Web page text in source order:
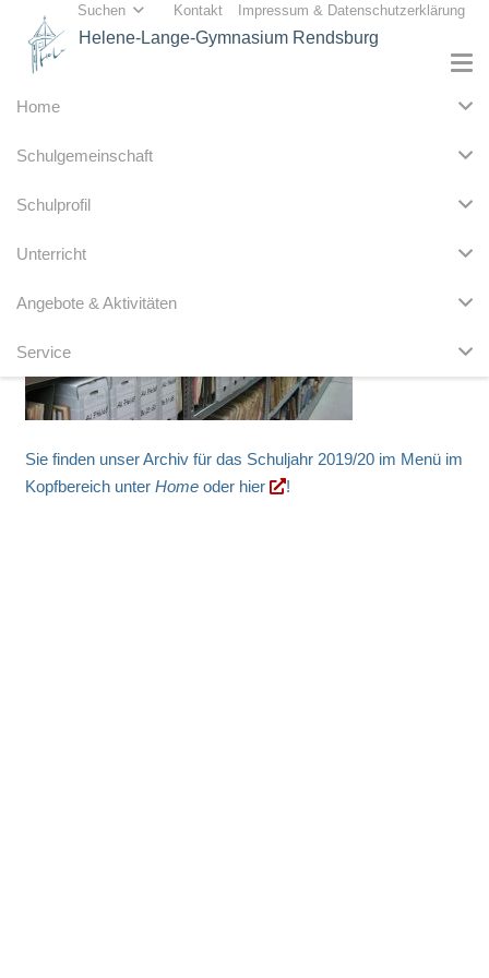
Suchen Kontakt Impressum & Datenschutzerklärung
Helene-Lange-Gymnasium Rendsburg
Home
Schulgemeinschaft
Schulprofil
Unterricht
Angebote & Aktivitäten
Service
Sie finden unser Archiv für das Schuljahr 2019/20 im Menü im
Kopfbereich unter Homeoder hier !